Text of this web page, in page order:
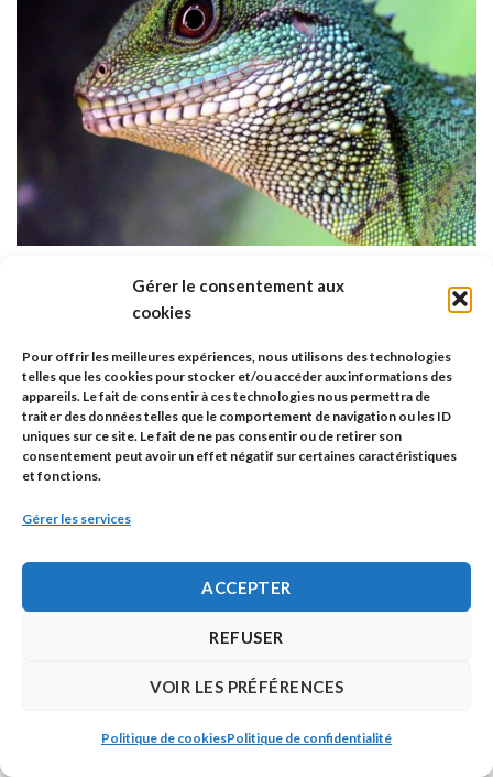
Gérer le consentement aux
cookies
Pour offrir les meilleures expériences, nous utilisons des technologies
telles que les cookies pour stocker et/ou accéder aux informations des
appareils. Le fait de consentir à ces technologies nous permettra de
traiter des données telles que le comportement de navigation ou les ID
uniques sur ce site. Le fait de ne pas consentir ou de retirer son
consentement peut avoir un effet négatif sur certaines caractéristiques
et fonctions.
Gérer les services
ACCEPTER
REFUSER
VOIR LES PRÉFÉRENCES
Politique de cookiesPolitique de confidentialité
En savoir plus:
China: A long way to go
Recommendations from the Environmental
Investigation Agency regarding revision ofthe Wildlife
Protection Law of the People’s Republic of China
(2020)
Site internet de
Pourquoi le Coronavirus ne sera pas la dernière